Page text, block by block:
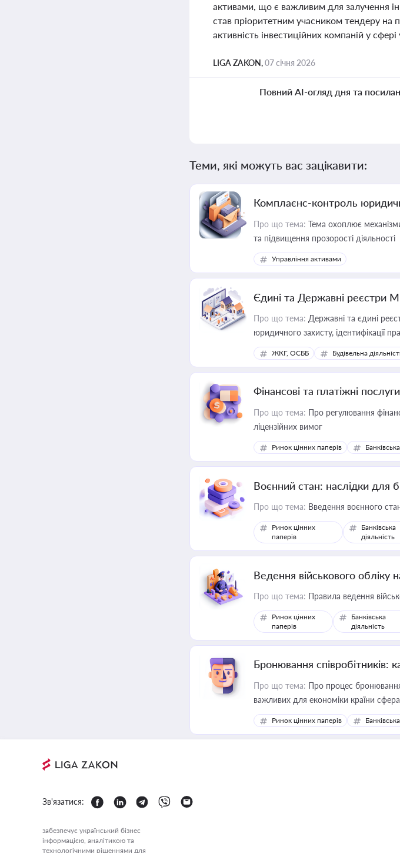
активами, що є важливим для залучення
став пріоритетним учасником тендеру на
активність інвестиційних компаній у
LIGA ZAKON,07 січня 2026
Повний AI-огляд дня та
Теми, які можуть вас зацікавити:
Комплаєнс-контроль
Про що тема: Тема охоплює
та підвищення прозорості діяльності
Управління активами
Єдині та Державні реєстри
Про що тема: Державні та єдині
юридичного захисту, ідентифікації
ЖКГ, ОСББ Будівельна
Фінансові та платіжні послуги
Про що тема: Про регулювання фінансових і платіжних послуг,
ліцензійних вимог
Ринок цінних паперів
Воєнний стан: наслідки для
Про що тема: Введення воєнного
Ринок цінних
паперів
Банківська
діяльність
Ведення військового обліку
Про що тема: Правила ведення
Ринок цінних
паперів
Банківська
діяльність
Бронювання співробітників:
Про що тема: Про процес бронювання
важливих для економіки країни
Ринок цінних паперів
Зв'язатися:
забезпечує український бізнес
інформацією, аналітикою та
технологічними рішеннями для